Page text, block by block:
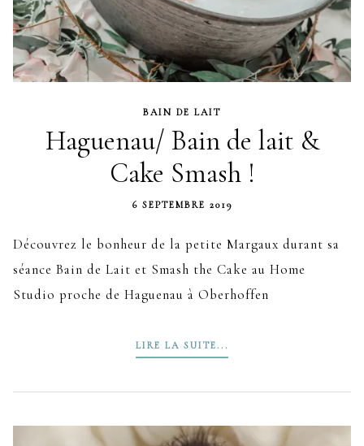
BAIN DE LAIT
Haguenau/ Bain de lait &
Cake Smash !
6 SEPTEMBRE 2019
Découvrez le bonheur de la petite Margaux durant sa
séance Bain de Lait et Smash the Cake au Home
Studio proche de Haguenau à Oberhoffen
LIRE LA SUITE...